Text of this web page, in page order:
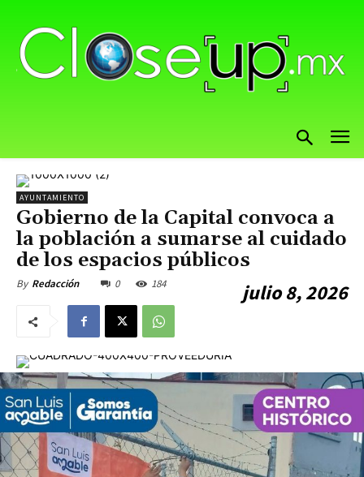
AYUNTAMIENTO
Gobierno de la Capital convoca a
la población a sumarse al cuidado
de los espacios públicos
By Redacción julio 8, 2026
0 184